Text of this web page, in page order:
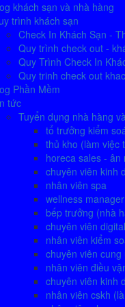
khách sạn và nhà hàng
trình khách sạn
Check In Khách Sạn -
Quy trình check out -
Quy Trình Check In
Quy trinh check out
Phần Mềm
tức
Tuyển dụng nhà hàng
tổ trưởng kiểm
thủ kho (làm việc
horeca sales - ân
chuyên viên kinh
nhân viên spa
wellness
bếp trưởng (nhà
chuyên viên
nhân viên kiểm
chuyên viên
nhân viên điều
chuyên viên kinh
nhân viên cskh